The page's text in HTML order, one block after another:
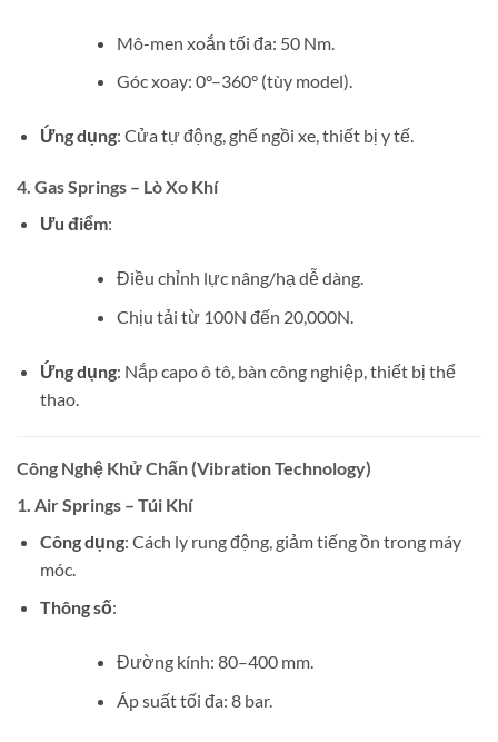
Mô-men xoắn tối đa: 50 Nm.
Góc xoay: 0°–360° (tùy model).
Ứng dụng: Cửa tự động, ghế ngồi xe, thiết bị y tế.
4. Gas Springs – Lò Xo Khí
Ưu điểm:
Điều chỉnh lực nâng/hạ dễ dàng.
Chịu tải từ 100N đến 20,000N.
Ứng dụng: Nắp capo ô tô, bàn công nghiệp, thiết bị thể
thao.
Công Nghệ Khử Chấn (Vibration Technology)
1. Air Springs – Túi Khí
Công dụng: Cách ly rung động, giảm tiếng ồn trong máy
móc.
Thông số:
Đường kính: 80–400 mm.
Áp suất tối đa: 8 bar.